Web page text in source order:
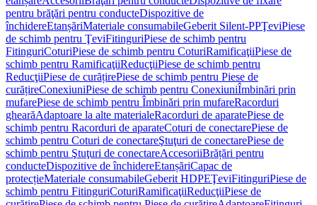
pentru brăţări pentru conducteDispozitive de
închidereEtanșăriMateriale consumabileGeberit Silent-PPŢeviPiese
de schimb pentru ŢeviFitinguriPiese de schimb pentru
FitinguriCoturiPiese de schimb pentru CoturiRamificaţiiPiese de
schimb pentru RamificaţiiReducţiiPiese de schimb pentru
ReducţiiPiese de curățirePiese de schimb pentru Piese de
curățireConexiuniPiese de schimb pentru ConexiuniÎmbinări prin
mufarePiese de schimb pentru Îmbinări prin mufareRacorduri
ghearăAdaptoare la alte materialeRacorduri de aparatePiese de
schimb pentru Racorduri de aparateCoturi de conectarePiese de
schimb pentru Coturi de conectareŞtuţuri de conectarePiese de
schimb pentru Ştuţuri de conectareAccesoriiBrățări pentru
conducteDispozitive de închidereEtanșăriCapac de
protecțieMateriale consumabileGeberit HDPEŢeviFitinguriPiese de
schimb pentru FitinguriCoturiRamificaţiiReducţiiPiese de